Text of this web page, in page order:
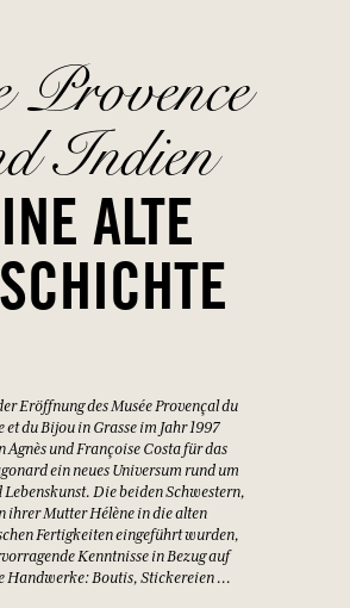
Provence
Indien
ALTE
Eröffnung des Musée Provençal du
et du Bijou in Grasse im Jahr 1997
Agnès und Françoise Costa für das
ein neues Universum rund um
Lebenskunst. Die beiden Schwestern,
ihrer Mutter Hélène in die alten
Fertigkeiten eingeführt wurden,
Kenntnisse in Bezug auf
Handwerke: Boutis, Stickereien …